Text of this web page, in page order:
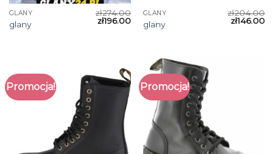
GLANY
glany
zł274.00
zł196.00
GLANY
glany
zł204.00
zł146.00
Promocja! Promocja!